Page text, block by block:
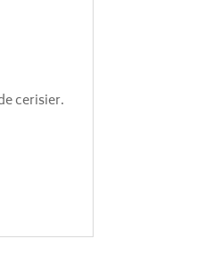
cerisier.